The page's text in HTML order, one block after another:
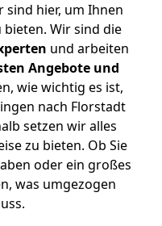
sind hier, um Ihnen
bieten. Wir sind die
und arbeiten
Angebote und
wie wichtig es ist,
nach Florstadt
setzen wir alles
zu bieten. Ob Sie
oder ein großes
was umgezogen